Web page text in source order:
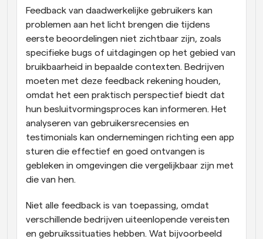
Feedback van daadwerkelijke gebruikers kan
problemen aan het licht brengen die tijdens
eerste beoordelingen niet zichtbaar zijn, zoals
specifieke bugs of uitdagingen op het gebied van
bruikbaarheid in bepaalde contexten. Bedrijven
moeten met deze feedback rekening houden,
omdat het een praktisch perspectief biedt dat
hun besluitvormingsproces kan informeren. Het
analyseren van gebruikersrecensies en
testimonials kan ondernemingen richting een app
sturen die effectief en goed ontvangen is
gebleken in omgevingen die vergelijkbaar zijn met
die van hen.
Niet alle feedback is van toepassing, omdat
verschillende bedrijven uiteenlopende vereisten
en gebruikssituaties hebben. Wat bijvoorbeeld